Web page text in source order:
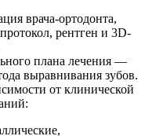
врача-ортодонта,
рентген и 3D-
плана лечения —
выравнивания зубов.
от клинической